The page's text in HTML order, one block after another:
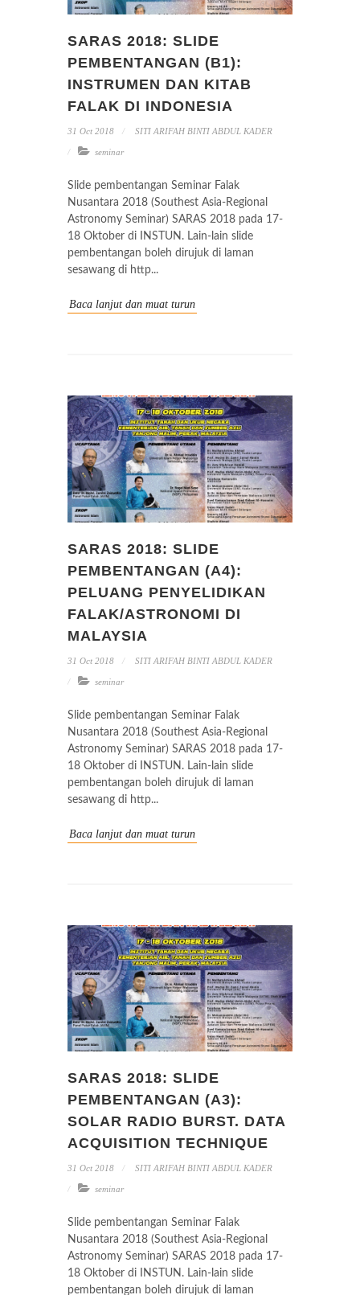
SARAS 2018: SLIDE
PEMBENTANGAN (B1):
INSTRUMEN DAN KITAB
FALAK DI INDONESIA
31 Oct 2018 SITI ARIFAH BINTI ABDUL KADER
seminar
Slide pembentangan Seminar Falak
Nusantara 2018 (Southest Asia-Regional
Astronomy Seminar) SARAS 2018 pada 17-
18 Oktober di INSTUN. Lain-lain slide
pembentangan boleh dirujuk di laman
sesawang di http...
Baca lanjut dan muat turun
SARAS 2018: SLIDE
PEMBENTANGAN (A4):
PELUANG PENYELIDIKAN
FALAK/ASTRONOMI DI
MALAYSIA
31 Oct 2018 SITI ARIFAH BINTI ABDUL KADER
seminar
Slide pembentangan Seminar Falak
Nusantara 2018 (Southest Asia-Regional
Astronomy Seminar) SARAS 2018 pada 17-
18 Oktober di INSTUN. Lain-lain slide
pembentangan boleh dirujuk di laman
sesawang di http...
Baca lanjut dan muat turun
SARAS 2018: SLIDE
PEMBENTANGAN (A3):
SOLAR RADIO BURST. DATA
ACQUISITION TECHNIQUE
31 Oct 2018 SITI ARIFAH BINTI ABDUL KADER
seminar
Slide pembentangan Seminar Falak
Nusantara 2018 (Southest Asia-Regional
Astronomy Seminar) SARAS 2018 pada 17-
18 Oktober di INSTUN. Lain-lain slide
pembentangan boleh dirujuk di laman